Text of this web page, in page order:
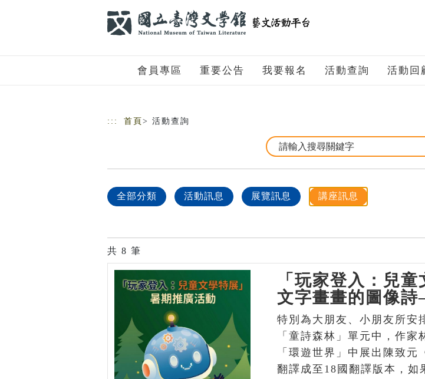
會員專區 重要公告 我要報名 活動查詢 活動回
::: 首頁 > 活動查詢
全部分類 活動訊息 展覽訊息 講座訊息
共 8 筆
「玩家登入：兒
文字畫畫的圖像
特別為大朋友、小朋友所安
「童詩森林」單元中，作
「環遊世界」中展出陳致
翻譯成至18國翻譯版本，如